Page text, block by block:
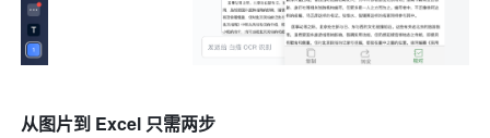
从图片到 Excel 只需两步